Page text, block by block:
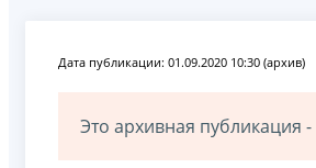
Дата публикации: 01.09.2020 10:30 (архив)
Это архивная